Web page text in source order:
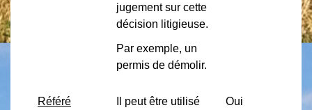
jugement sur cette
décision litigieuse.
Par exemple, un
permis de démolir.
Référé
Il peut être utilisé
Oui